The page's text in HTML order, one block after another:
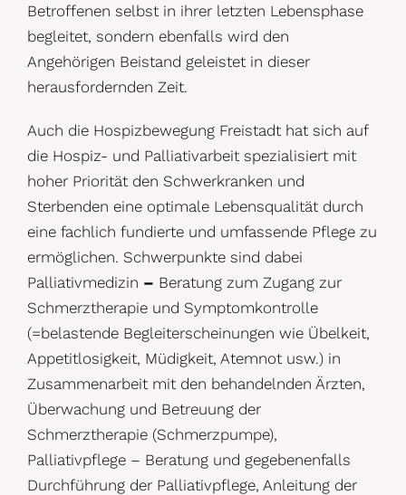
Betroffenen selbst in ihrer letzten Lebensphase
begleitet, sondern ebenfalls wird den
Angehörigen Beistand geleistet in dieser
herausfordernden Zeit.
Auch die Hospizbewegung Freistadt hat sich auf
die Hospiz- und Palliativarbeit spezialisiert mit
hoher Priorität den Schwerkranken und
Sterbenden eine optimale Lebensqualität durch
eine fachlich fundierte und umfassende Pflege zu
ermöglichen. Schwerpunkte sind dabei
Palliativmedizin – Beratung zum Zugang zur
Schmerztherapie und Symptomkontrolle
(=belastende Begleiterscheinungen wie Übelkeit,
Appetitlosigkeit, Müdigkeit, Atemnot usw.) in
Zusammenarbeit mit den behandelnden Ärzten,
Überwachung und Betreuung der
Schmerztherapie (Schmerzpumpe),
Palliativpflege – Beratung und gegebenenfalls
Durchführung der Palliativpflege, Anleitung der